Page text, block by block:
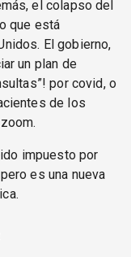
el colapso del
que está
El gobierno,
un plan de
por covid, o
de los
impuesto por
es una nueva